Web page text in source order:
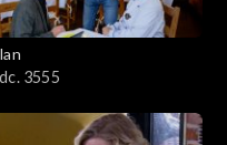
3555